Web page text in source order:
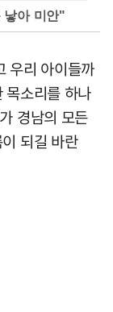
낳아 미안"
우리 아이들까
목소리를 하나
경남의 모든
되길 바란